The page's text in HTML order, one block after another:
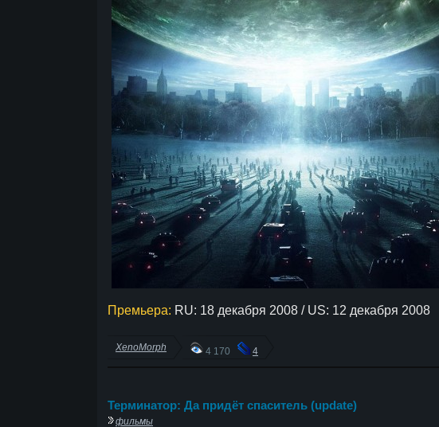
Премьера: RU: 18 декабря 2008 / US: 12 декабря 2008
XenoMorph 4 170 4
Терминатор: Да придёт спаситель (update)
фильмы